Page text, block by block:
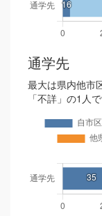
通学先
最大は県内他市
「不詳」の1人で